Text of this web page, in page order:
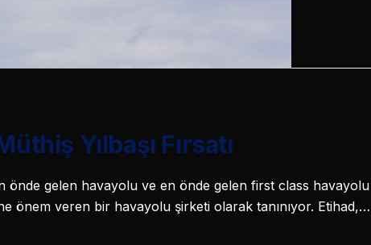
Yılbaşı Fırsatı
önde gelen havayolu ve en önde gelen first class havayolu
önem veren bir havayolu şirketi olarak tanınıyor. Etihad,…